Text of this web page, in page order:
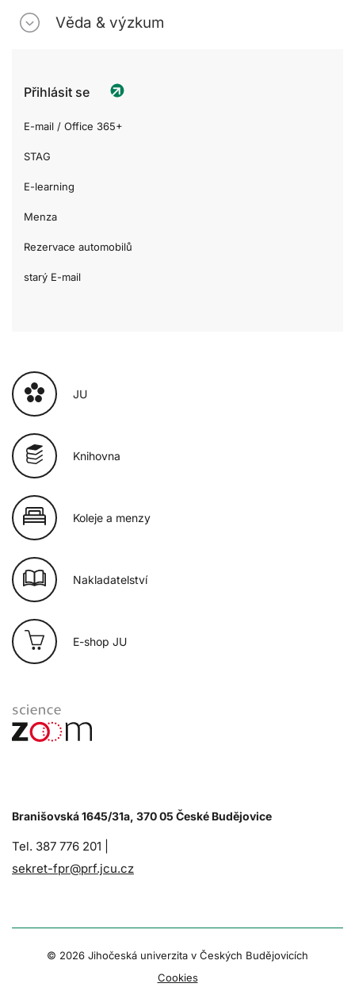
Věda & výzkum
Přihlásit se
E-mail / Office 365+
STAG
E-learning
Menza
Rezervace automobilů
starý E-mail
JU
Knihovna
Koleje a menzy
Nakladatelství
E-shop JU
Branišovská 1645/31a, 370 05 České Budějovice
Tel. 387 776 201 |
sekret-fpr@prf.jcu.cz
© 2026 Jihočeská univerzita v Českých Budějovicích
Cookies